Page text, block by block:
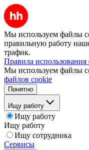
Мы используем файлы
правильную работу
трафик.
Правила
Мы используем файлы
файлов cookie
Понятно
Ищу работу
Ищу работу
Ищу работу
Ищу сотрудника
Сервисы